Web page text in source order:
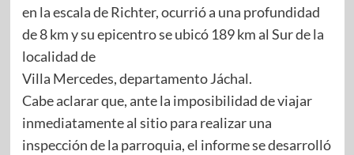
en la escala de Richter, ocurrió a una profundidad
de 8 km y su epicentro se ubicó 189 km al Sur de la
localidad de
Villa Mercedes, departamento Jáchal.
Cabe aclarar que, ante la imposibilidad de viajar
inmediatamente al sitio para realizar una
inspección de la parroquia, el informe se desarrolló